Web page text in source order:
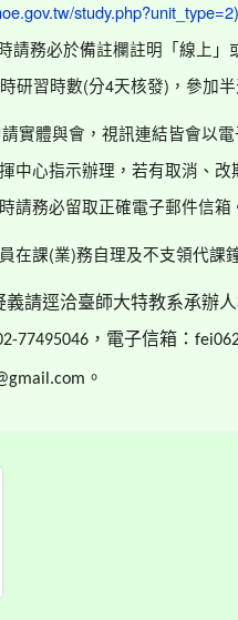
study.php?unit_type=2)
請務必於備註欄註明「線上」
研習時數(分4天核發) ，參加
實體與會，視訊連結皆會以
中心指示辦理，若有取消、
請務必留取正確電子郵件信箱
在課(業)務自理及不支領代課
義請逕洽臺師大特教系承辦
77495046 ，電子信箱：
。